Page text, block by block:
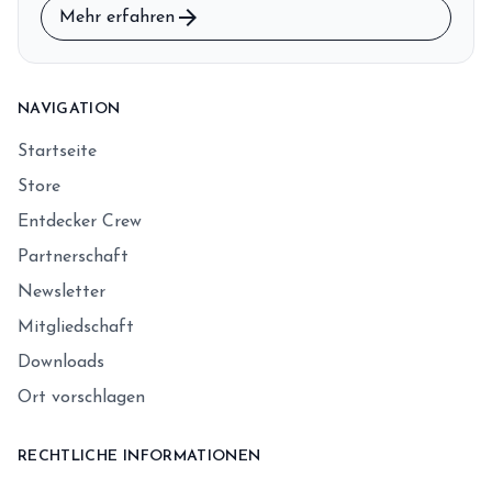
Mehr erfahren arrow_forward
NAVIGATION
Startseite
Store
Entdecker Crew
Partnerschaft
Newsletter
Mitgliedschaft
Downloads
Ort vorschlagen
RECHTLICHE INFORMATIONEN